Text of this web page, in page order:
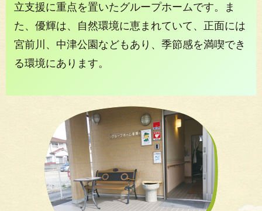
立支援に重点を置いたグループホームです。ま
た、優輝は、自然環境に恵まれていて、正面には
宮前川、中津公園などもあり、季節感を満喫でき
る環境にあります。